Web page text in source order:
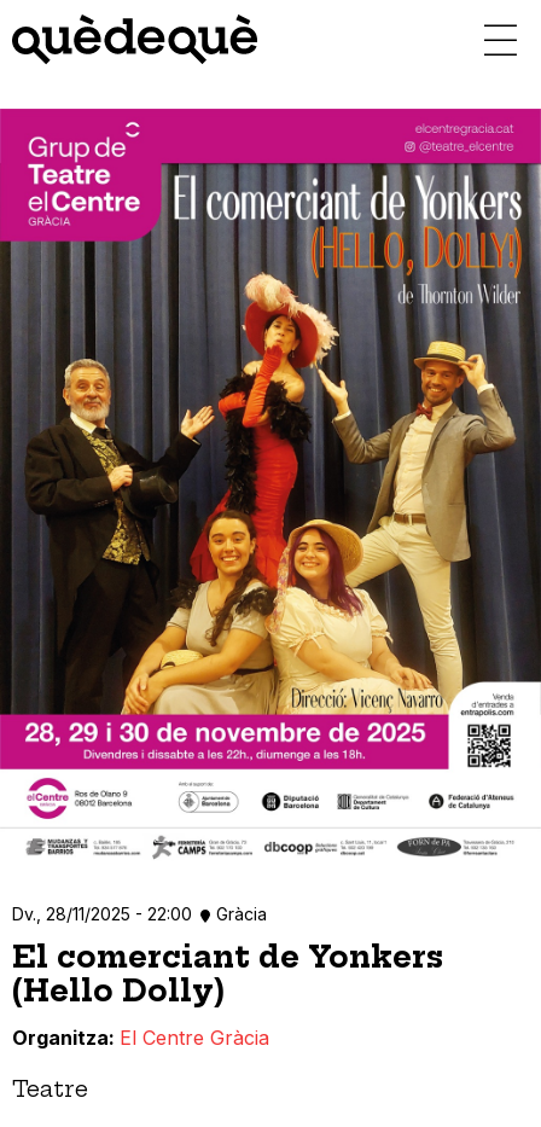
contingut
Dv., 28/11/2025 - 22:00 Gràcia
El comerciant de Yonkers
(Hello Dolly)
Organitza El Centre Gràcia
Teatre